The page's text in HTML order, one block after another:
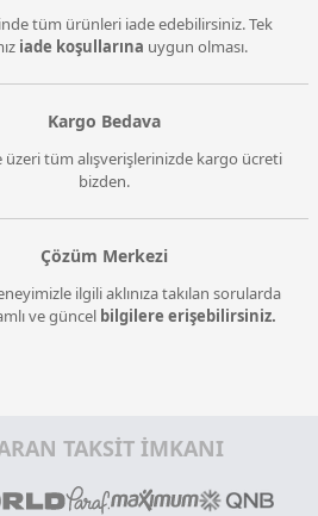
tüm ürünleri iade edebilirsiniz. Tek
iade koşullarına uygun olması.
Kargo Bedava
üzeri tüm alışverişlerinizde kargo ücreti
bizden.
Çözüm Merkezi
ilgili aklınıza takılan sorularda
ve güncel bilgilere erişebilirsiniz.
TAKSİT İMKANI